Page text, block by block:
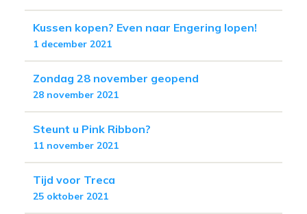
Kussen kopen? Even naar Engering lopen!
1 december 2021
Zondag 28 november geopend
28 november 2021
Steunt u Pink Ribbon?
11 november 2021
Tijd voor Treca
25 oktober 2021